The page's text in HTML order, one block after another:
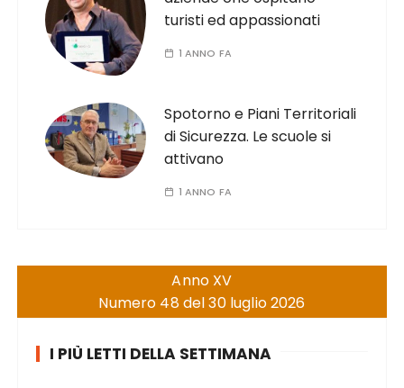
turisti ed appassionati
1 ANNO FA
Spotorno e Piani Territoriali
di Sicurezza. Le scuole si
attivano
1 ANNO FA
Anno XV
Numero 48 del 30 luglio 2026
I PIÙ LETTI DELLA SETTIMANA